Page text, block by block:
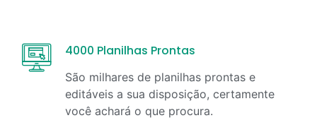
4000 Planilhas Prontas
São milhares de planilhas prontas e
editáveis a sua disposição, certamente
você achará o que procura.